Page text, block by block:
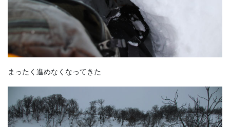
まったく進めなくなってきた